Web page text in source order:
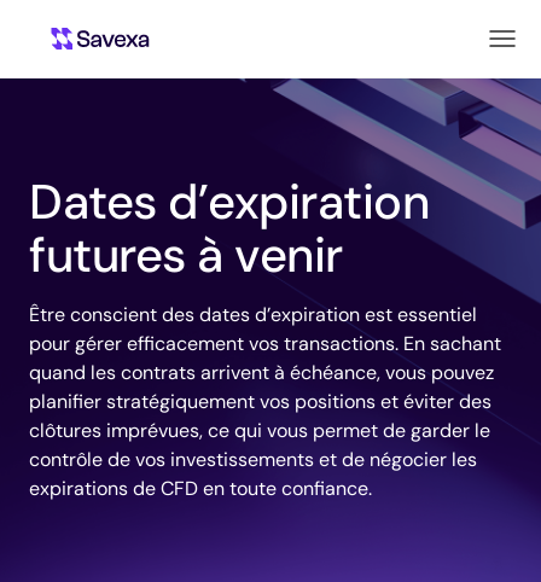
Dates d’expiration
futures à venir
Être conscient des dates d’expiration est essentiel
pour gérer efficacement vos transactions. En sachant
quand les contrats arrivent à échéance, vous pouvez
planifier stratégiquement vos positions et éviter des
clôtures imprévues, ce qui vous permet de garder le
contrôle de vos investissements et de négocier les
expirations de CFD en toute confiance.